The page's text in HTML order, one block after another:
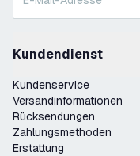
Kundendienst
Kundenservice
Versandinformationen
Rücksendungen
Zahlungsmethoden
Erstattung